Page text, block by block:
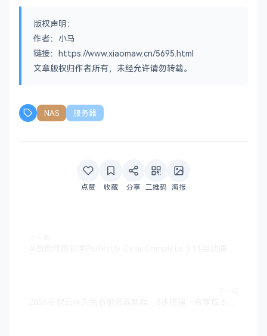
版权声明：
作者：小马
链接：https://www.xiaomaw.cn/5695.html
文章版权归作者所有，未经允许请勿转载。
NAS 服务器
点赞 收藏 分享 二维码 海报